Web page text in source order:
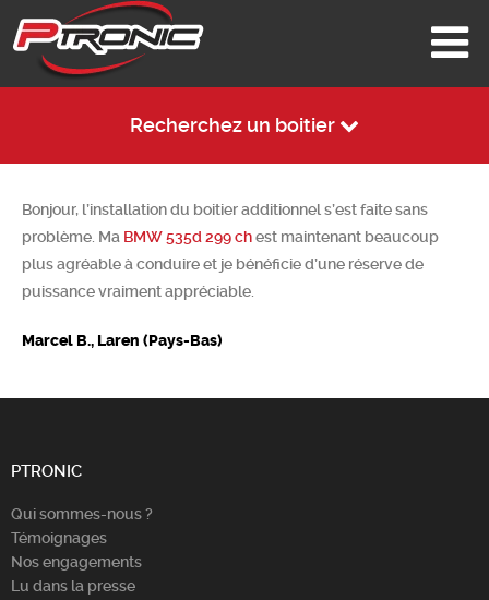
Recherchez un boitier
Bonjour, l’installation du boitier additionnel s’est faite sans
problème. Ma BMW 535d 299 chest maintenant beaucoup
plus agréable à conduire et je bénéficie d’une réserve de
puissance vraiment appréciable.
Marcel B., Laren (Pays-Bas)
PTRONIC
Qui sommes-nous ?
Témoignages
Nos engagements
Lu dans la presse